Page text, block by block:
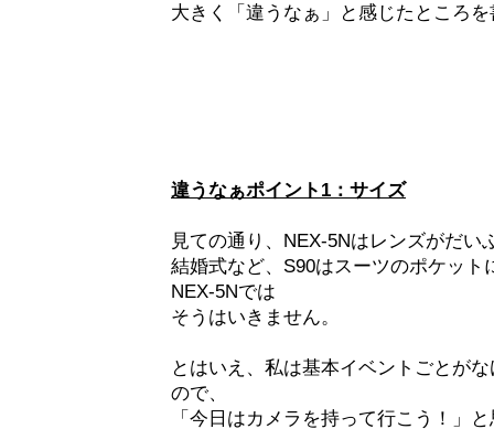
大きく「違うなぁ」と感じたところ
違うなぁポイント1：サイズ
見ての通り、NEX-5Nはレンズがだい
結婚式など、S90はスーツのポケッ
NEX-5Nでは
そうはいきません。
とはいえ、私は基本イベントごとが
ので、
「今日はカメラを持って行こう！」